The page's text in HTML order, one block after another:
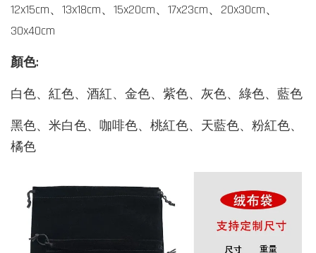
12x15cm、13x18cm、15x20cm、17x23cm、20x30cm、
30x40cm
顏色:
白色、紅色、酒紅、金色、紫色、灰色、綠色、藍色
黑色、米白色、咖啡色、桃紅色、天藍色、粉紅色、
橘色